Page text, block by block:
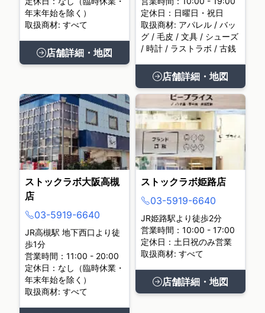
年末年始を除く）
取扱商材: すべて
店舗詳細・地図
定休日：日曜日・祝日
取扱商材: アパレル / バッ
グ / 毛皮 / 文具 / シューズ
/ 時計 / ラストラボ / 古銭
店舗詳細・地図
ストックラボ大阪高槻
店
03-5919-6640
JR高槻駅 地下西口より徒
歩1分
営業時間：11:00 - 20:00
定休日：なし（臨時休業・
年末年始を除く）
取扱商材: すべて
ストックラボ姫路店
03-5919-6640
JR姫路駅より徒歩2分
営業時間：10:00 - 17:00
定休日：土日祝のみ営業
取扱商材: すべて
店舗詳細・地図